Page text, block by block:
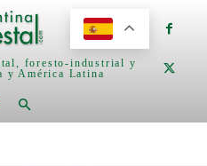
foresto-industrial y
y América Latina